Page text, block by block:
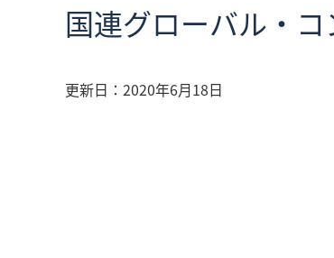
国連グローバル・
更新日： 2020年6月18日